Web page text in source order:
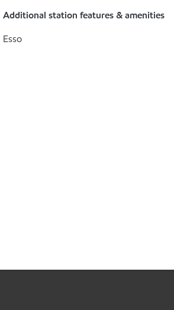
Additional station features & amenities
Esso